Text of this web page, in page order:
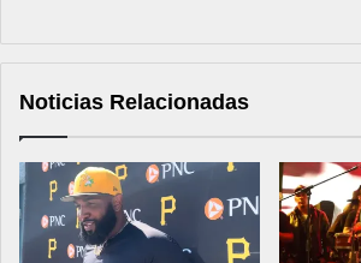
Noticias Relacionadas